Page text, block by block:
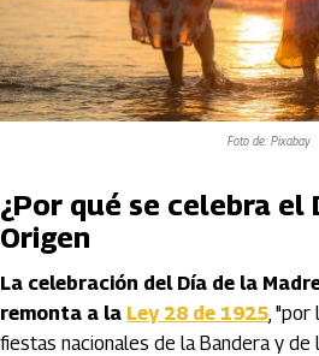
Foto de: Pixabay
¿Por qué se celebra el
Origen
La celebración del Día de la
remonta a la Ley 28 de 1925 ,
fiestas nacionales de la Bandera y de